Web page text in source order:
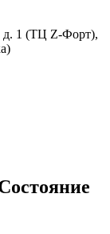
д. 1 (ТЦ Z-Форт),